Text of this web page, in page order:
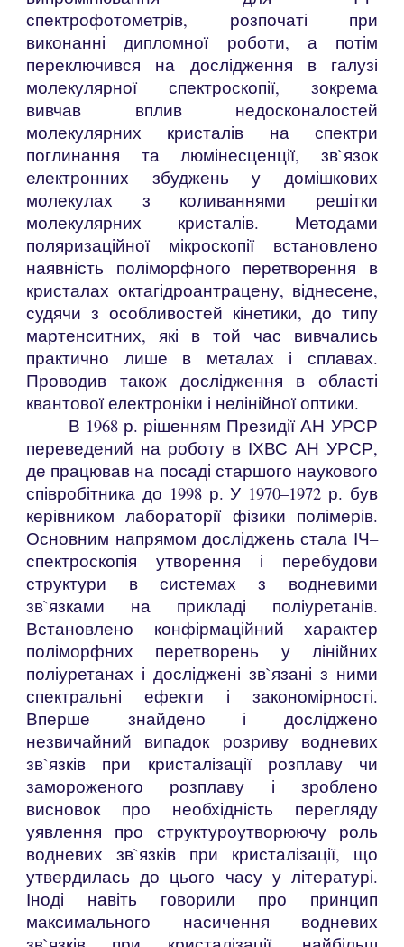
спектрофотометрів, розпочаті при
виконанні дипломної роботи, а потім
переключився на дослідження в галузі
молекулярної спектроскопії, зокрема
вивчав вплив недосконалостей
молекулярних кристалів на спектри
поглинання та люмінесценції, зв`язок
електронних збуджень у домішкових
молекулах з коливаннями решітки
молекулярних кристалів. Методами
поляризаційної мікроскопії встановлено
наявність поліморфного перетворення в
кристалах октагідроантрацену, віднесене,
судячи з особливостей кінетики, до типу
мартенситних, які в той час вивчались
практично лише в металах і сплавах.
Проводив також дослідження в області
квантової електроніки і нелінійної оптики.
В 1968 р. рішенням Президії АН УРСР
переведений на роботу в ІХВС АН УРСР,
де працював на посаді старшого наукового
співробітника до 1998 р. У 1970–1972 р. був
керівником лабораторії фізики полімерів.
Основним напрямом досліджень стала ІЧ–
спектроскопія утворення і перебудови
структури в системах з водневими
зв`язками на прикладі поліуретанів.
Встановлено конфірмаційний характер
поліморфних перетворень у лінійних
поліуретанах і досліджені зв`язані з ними
спектральні ефекти і закономірності.
Вперше знайдено і досліджено
незвичайний випадок розриву водневих
зв`язків при кристалізації розплаву чи
замороженого розплаву і зроблено
висновок про необхідність перегляду
уявлення про структуроутворюючу роль
водневих зв`язків при кристалізації, що
утвердилась до цього часу у літературі.
Іноді навіть говорили про принцип
максимального насичення водневих